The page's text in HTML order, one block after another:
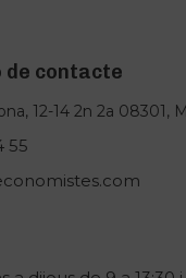
contacte
12-14 2n 2a 08301,
55